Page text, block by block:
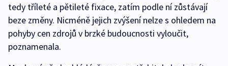
tedy tříleté a pětileté fixace, zatím podle ní zůstávají
beze změny. Nicméně jejich zvýšení nelze s ohledem na
pohyby cen zdrojů v brzké budoucnosti vyloučit,
poznamenala.